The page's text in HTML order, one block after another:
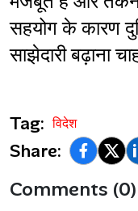
सहयोग के कारण
साझेदारी बढ़ाना
Tag: विदेश
Share:
Comments (0)